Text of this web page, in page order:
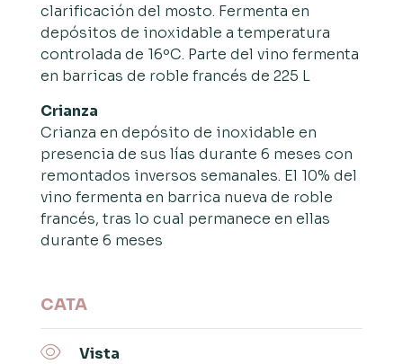
clarificación del mosto. Fermenta en
depósitos de inoxidable a temperatura
controlada de 16ºC. Parte del vino fermenta
en barricas de roble francés de 225 L
Crianza
Crianza en depósito de inoxidable en
presencia de sus lías durante 6 meses con
remontados inversos semanales. El 10% del
vino fermenta en barrica nueva de roble
francés, tras lo cual permanece en ellas
durante 6 meses
CATA
Vista